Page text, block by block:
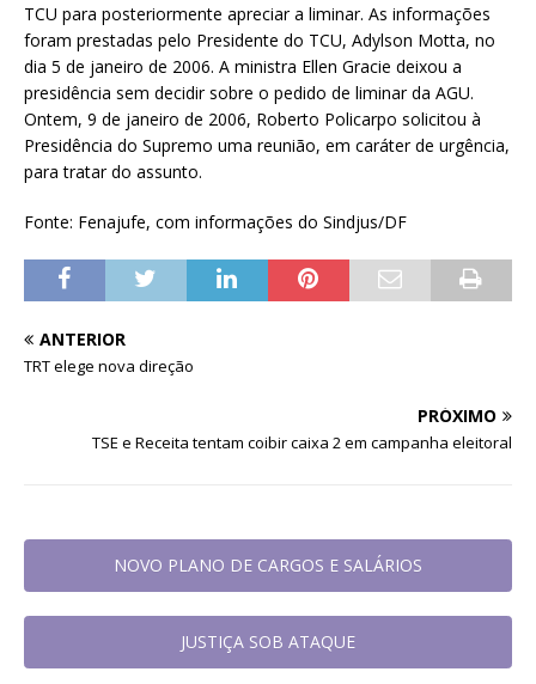
TCU para posteriormente apreciar a liminar. As informações
foram prestadas pelo Presidente do TCU, Adylson Motta, no
dia 5 de janeiro de 2006. A ministra Ellen Gracie deixou a
presidência sem decidir sobre o pedido de liminar da AGU.
Ontem, 9 de janeiro de 2006, Roberto Policarpo solicitou à
Presidência do Supremo uma reunião, em caráter de urgência,
para tratar do assunto.
Fonte: Fenajufe, com informações do Sindjus/DF
ANTERIOR
TRT elege nova direção
PRÓXIMO
TSE e Receita tentam coibir caixa 2 em campanha eleitoral
NOVO PLANO DE CARGOS E SALÁRIOS
JUSTIÇA SOB ATAQUE